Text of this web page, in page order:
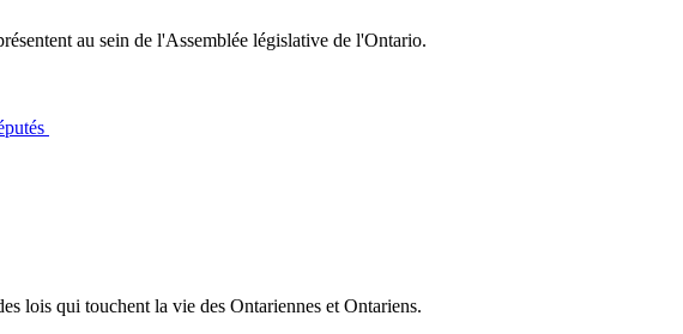
au sein de l'Assemblée législative de l'Ontario.
lois qui touchent la vie des Ontariennes et Ontariens.